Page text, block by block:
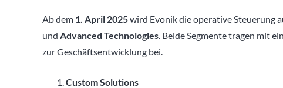
Ab dem 1. April 2025wird Evonik die operative Steuerung
und Advanced Technologies. Beide Segmente tragen mit
zur Geschäftsentwicklung bei.
Custom Solutions